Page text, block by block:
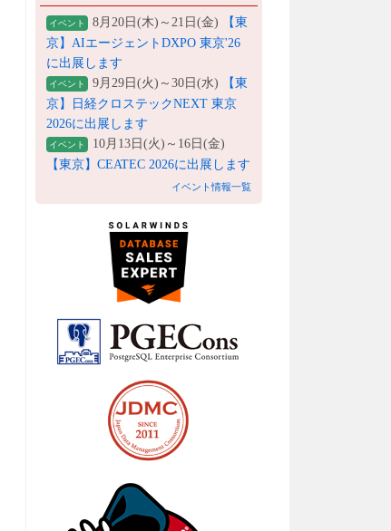
イベント 8月20日(木)～21日(金)
【東
京】AIエージェントDXPO 東京'26
に出展します
イベント 9月29日(火)～30日(水)
【東
京】日経クロステックNEXT 東京
2026に出展します
イベント
10月13日(火)～16日(金)
【東京】CEATEC 2026に出展します
イベント情報一覧